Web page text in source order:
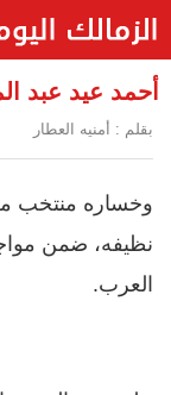
أحمد عيد عبد
بقلم : أمنيه العطار
وخساره منتخب
نظيفه، ضمن
العرب.